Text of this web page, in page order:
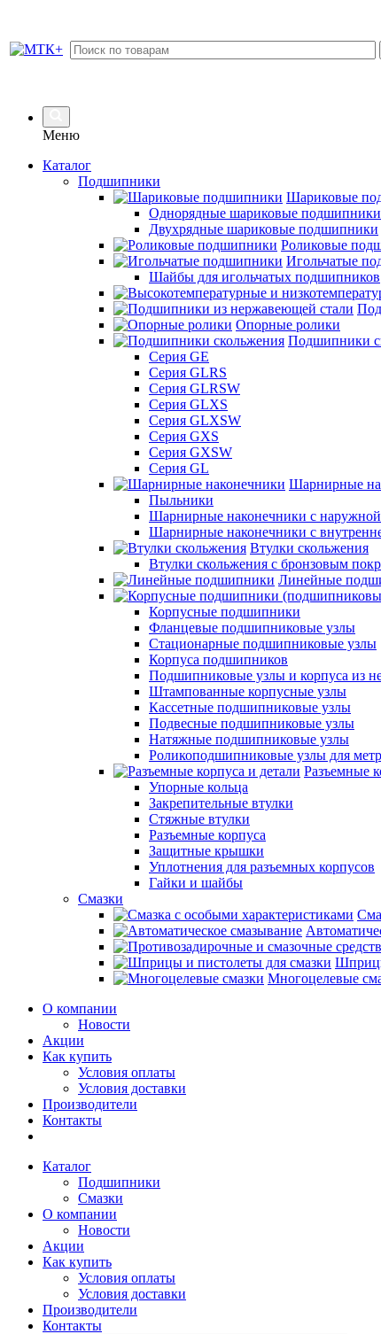
Меню
Каталог
Подшипники
Шариковые
Однорядные шариковые подшипники
Двухрядные шариковые подшипники
Роликовые
Игольчатые
Шайбы для игольчатых подшипников
Опорные ролики
Подшипники
Серия GE
Серия GLRS
Серия GLRSW
Серия GLXS
Серия GLXSW
Серия GXS
Серия GXSW
Серия GL
Шарнирные
Пыльники
Шарнирные наконечники с наружной
Шарнирные наконечники с
Втулки скольжения
Втулки скольжения с бронзовым
Линейные
Корпусные подшипники
Фланцевые подшипниковые узлы
Стационарные подшипниковые узлы
Корпуса подшипников
Подшипниковые узлы и корпуса из
Штампованные корпусные узлы
Кассетные подшипниковые узлы
Подвесные подшипниковые узлы
Натяжные подшипниковые узлы
Роликоподшипниковые узлы для
Разъемные
Упорные кольца
Закрепительные втулки
Стяжные втулки
Разъемные корпуса
Защитные крышки
Уплотнения для разъемных корпусов
Гайки и шайбы
Смазки
Многоцелевые
О компании
Новости
Акции
Как купить
Условия оплаты
Условия доставки
Производители
Контакты
Каталог
Подшипники
Смазки
О компании
Новости
Акции
Как купить
Условия оплаты
Условия доставки
Производители
Контакты